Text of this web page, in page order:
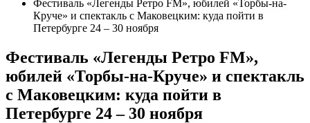
Фестиваль «Легенды Ретро FM», юбилей «Торбы-на-
Круче» и спектакль с Маковецким: куда пойти в
Петербурге 24 – 30 ноября
Фестиваль «Легенды Ретро FM»,
юбилей «Торбы-на-Круче» и спектакль
с Маковецким: куда пойти в
Петербурге 24 – 30 ноября